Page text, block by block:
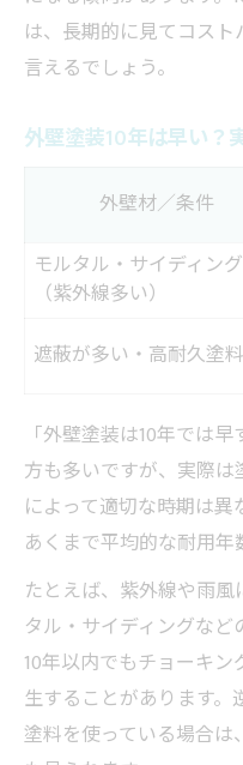
は、長期的に見てコス
言えるでしょう。
外壁塗装10年は早い？
外壁材／条件
モルタル・サイディング
（紫外線多い）
遮蔽が多い・高耐久塗料
「外壁塗装は10年では
方も多いですが、実際
によって適切な時期は異
あくまで平均的な耐用年
たとえば、紫外線や雨
タル・サイディングなど
10年以内でもチョーキ
生することがあります
塗料を使っている場合は